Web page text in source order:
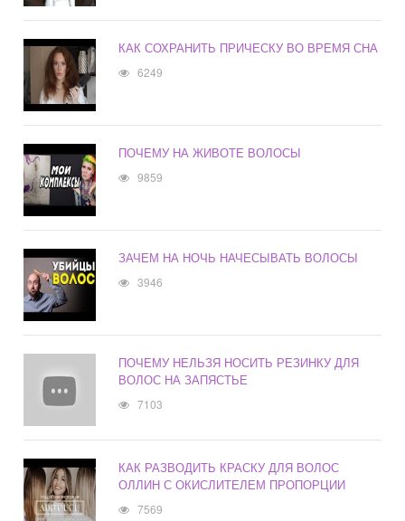
КАК СОХРАНИТЬ ПРИЧЕСКУ ВО ВРЕМЯ СНА
6249
ПОЧЕМУ НА ЖИВОТЕ ВОЛОСЫ
9859
ЗАЧЕМ НА НОЧЬ НАЧЕСЫВАТЬ ВОЛОСЫ
3946
ПОЧЕМУ НЕЛЬЗЯ НОСИТЬ РЕЗИНКУ ДЛЯ
ВОЛОС НА ЗАПЯСТЬЕ
7103
КАК РАЗВОДИТЬ КРАСКУ ДЛЯ ВОЛОС
ОЛЛИН С ОКИСЛИТЕЛЕМ ПРОПОРЦИИ
7569